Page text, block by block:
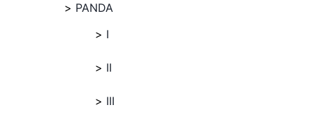
PANDA
I
II
III